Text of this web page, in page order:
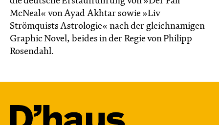
McNeal« von Ayad Akhtar sowie »Liv
Strömquists Astrologie« nach der gleichnamigen
Graphic Novel, beides in der Regie von Philipp
Rosendahl.